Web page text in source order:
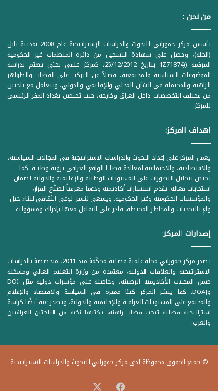
من نحن :
تأسس مركز حمورابي للبحوث والدراسات الإستراتيجية عام 2008 بمدينة بابل
(الحلة)، وحصل على شهادة التسجيل من دائرة المنظمات غير الحكومية
المرقمة ((1Z71874 بتاريخ 25/12/2012، كمركز علمي بحثي يهتم بدراسة
الموضوعات السياسية والمجتمعية، فضلاً عن التركيز على القضايا والظواهر
الراهنة والمحتملة في الشأن المحلي والإقليمي والدولي، ويتعامل مع باحثين
من مختلف التخصصات داخل العراق وخارجه، حيث تحتضن بغداد المقر الرئيسي
للمركز.
اهداف المركز:
يعمل المركز على إعداد البحوث والدراسات الاستراتيجية في المجالات السياسية،
والاقتصادية، والاجتماعية لمعالجة قضايا الواقع العراقي برؤية وطنية. كما
يختص بتحليل التطورات على المستويات الوطنية والإقليمية والدولية لضمان
استجابات فعالة. يقدم استشارات أكاديمية ودعماً معرفياً لصنّاع القرار،
والمؤسسات الحكومية وغير الحكومية. ويسعى لنشر الوعي الثقافي لبناء جيل
واعٍ بالتحديات والمخاطر المحيطة، قادر على التفاعل معها بإدراك ومسؤولية.
إصدارات المركز:
يصدر مركز حمورابي مجلة علمية فصلية محكّمة منذ 2011، متخصصة بالدراسات
الاستراتيجية والعلاقات الدولية، معتمدة من وزارة التعليم العالي ومسجّلة
ضمن المجلات الأكاديمية الرصينة، وحاصلة على مؤشرات دولية مثل DOI
وDOAJ. كما ينشر المركز كتبًا مميزة في السياسة والاقتصاد والإعلام
والمجتمع على المستويات العراقية والإقليمية والدولية. وتصدر عنه أيضًا كراسة
استراتيجية فصلية تبحث قضايا راهنة، يكتبها نخبة من الباحثين العراقيين
والعرب.
© جميع الحقوق محفوظة لدى مركز حمورابي للبحوث والدراسات الاستراتيجية
فيسبوك